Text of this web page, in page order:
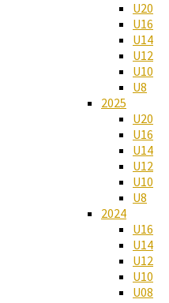
U20
U16
U14
U12
U10
U8
2025
U20
U16
U14
U12
U10
U8
2024
U16
U14
U12
U10
U08